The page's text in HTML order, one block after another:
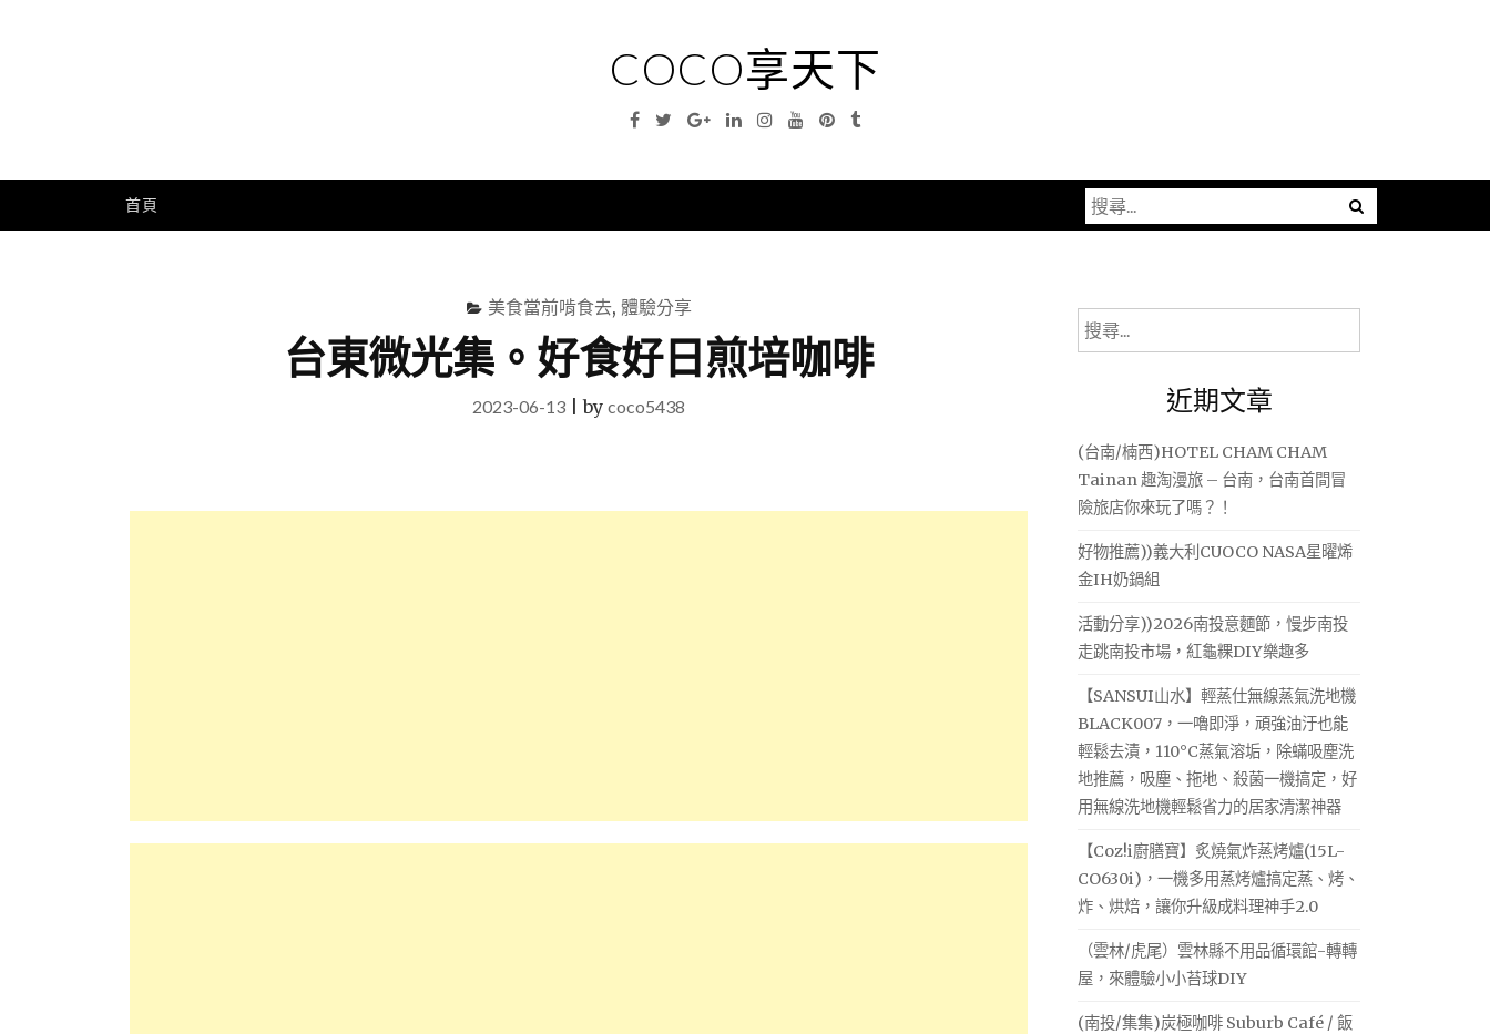
COCO享天下
Facebook
TwitterGoogleLinkedinInstagramYouTubePinterest
Tumblr
首頁
搜
尋
字:
美食當前啃食去, 體驗分享
台東微光集。好食好日煎培咖啡
2023-06-13 |by coco5438
搜
尋
近期文章
(台南/楠西)HOTEL CHAM CHAM
Tainan 趣淘漫旅 – 台南，台南首間冒
險旅店你來玩了嗎？！
好物推薦))義大利CUOCO NASA星曜烯
金IH奶鍋組
活動分享))2026南投意麵節，慢步南投
走跳南投市場，紅龜粿DIY樂趣多
【SANSUI山水】輕蒸仕無線蒸氣洗地機
BLACK007，一嚕即淨，頑強油汙也能
輕鬆去漬，110°C蒸氣溶垢，除蟎吸塵洗
地推薦，吸塵、拖地、殺菌一機搞定，好
用無線洗地機輕鬆省力的居家清潔神器
【Coz!i廚膳寶】炙燒氣炸蒸烤爐(15L-
CO630i)，一機多用蒸烤爐搞定蒸、烤、
炸、烘焙，讓你升級成料理神手2.0
（雲林/虎尾）雲林縣不用品循環館-轉轉
屋，來體驗小小苔球DIY
(南投/集集)炭極咖啡 Suburb Café / 飯